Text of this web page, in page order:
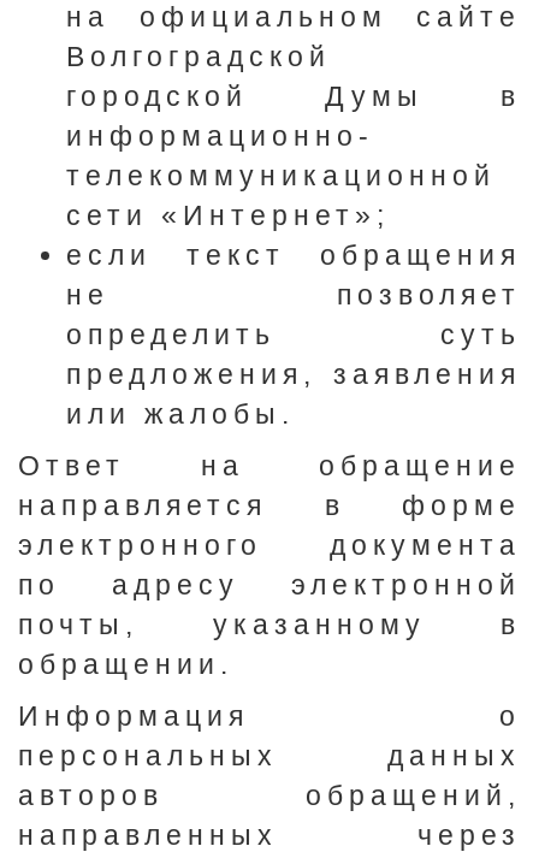
на официальном сайте
Волгоградской
городской Думы в
информационно-
телекоммуникационной
сети «Интернет»;
если текст обращения
не позволяет
определить суть
предложения, заявления
или жалобы.
Ответ на обращение
направляется в форме
электронного документа
по адресу электронной
почты, указанному в
обращении.
Информация о
персональных данных
авторов обращений,
направленных через